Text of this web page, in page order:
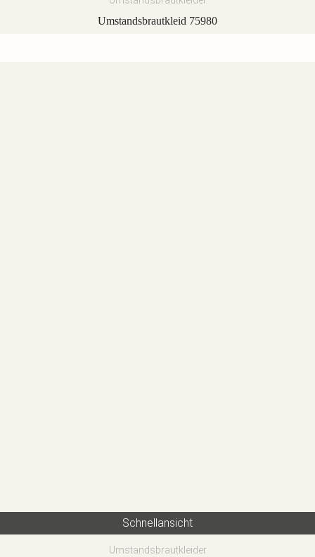
Umstandsbrautkleid 75980
Schnellansicht
Umstandsbrautkleider